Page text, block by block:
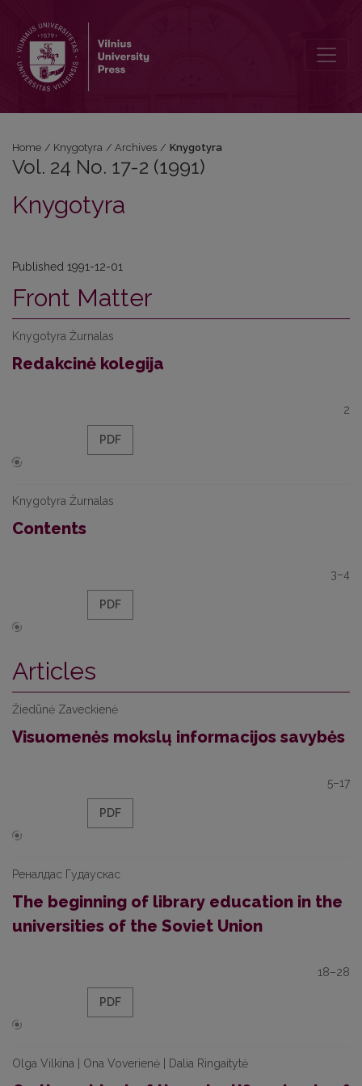
Home / Knygotyra / Archives / Knygotyra
Vol. 24 No. 17-2 (1991)
Knygotyra
Published 1991-12-01
Front Matter
Knygotyra Žurnalas
Redakcinė kolegija
2
PDF
Knygotyra Žurnalas
Contents
3–4
PDF
Articles
Žiedūnė Zaveckienė
Visuomenės mokslų informacijos savybės
5–17
PDF
Реналдас Гудаускас
The beginning of library education in the
universities of the Soviet Union
18–28
PDF
Olga Vilkina | Ona Voverienė | Dalia Ringaitytė